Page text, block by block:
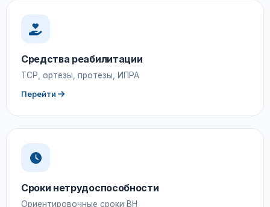
Средства реабилитации
ТСР, ортезы, протезы, ИПРА
Перейти
Сроки нетрудоспособности
Ориентировочные сроки ВН